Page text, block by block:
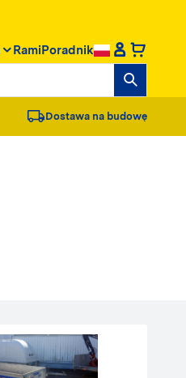
RamiPoradnik
Dostawa na budowę